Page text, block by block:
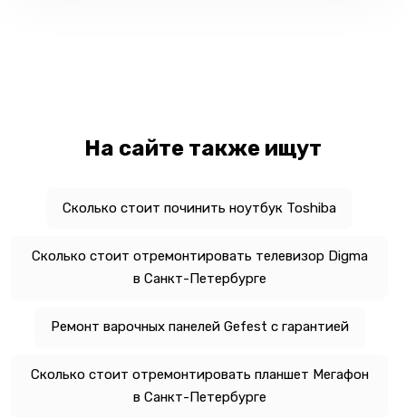
На сайте также ищут
Сколько стоит починить ноутбук Toshiba
Сколько стоит отремонтировать телевизор Digma
в Санкт-Петербурге
Ремонт варочных панелей Gefest с гарантией
Сколько стоит отремонтировать планшет Мегафон
в Санкт-Петербурге